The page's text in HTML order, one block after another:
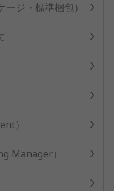
ジ・標準梱包）
）
Manager）